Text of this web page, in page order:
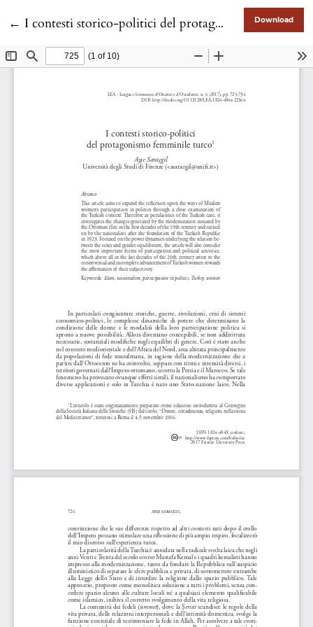
← Return to Article Details
I contesti storico-politici del protagonismo femminile turco Download